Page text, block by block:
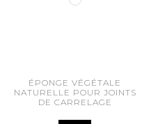
ÉPONGE VÉGÉTALE
NATURELLE POUR JOINTS
DE CARRELAGE